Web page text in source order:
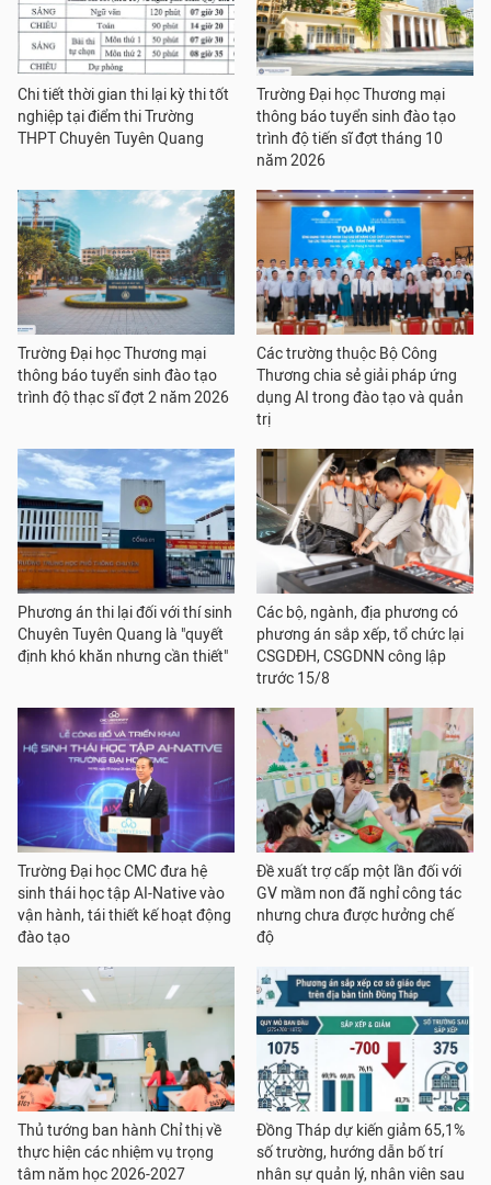
Chi tiết thời gian thi lại kỳ thi tốt
nghiệp tại điểm thi Trường
THPT Chuyên Tuyên Quang
Trường Đại học Thương mại
thông báo tuyển sinh đào tạo
trình độ tiến sĩ đợt tháng 10
năm 2026
Trường Đại học Thương mại
thông báo tuyển sinh đào tạo
trình độ thạc sĩ đợt 2 năm 2026
Các trường thuộc Bộ Công
Thương chia sẻ giải pháp ứng
dụng AI trong đào tạo và quản
trị
Phương án thi lại đối với thí sinh
Chuyên Tuyên Quang là "quyết
định khó khăn nhưng cần thiết"
Các bộ, ngành, địa phương có
phương án sắp xếp, tổ chức lại
CSGDĐH, CSGDNN công lập
trước 15/8
Trường Đại học CMC đưa hệ
sinh thái học tập AI-Native vào
vận hành, tái thiết kế hoạt động
đào tạo
Đề xuất trợ cấp một lần đối với
GV mầm non đã nghỉ công tác
nhưng chưa được hưởng chế
độ
Thủ tướng ban hành Chỉ thị về
thực hiện các nhiệm vụ trọng
tâm năm học 2026-2027
Đồng Tháp dự kiến giảm 65,1%
số trường, hướng dẫn bố trí
nhân sự quản lý, nhân viên sau